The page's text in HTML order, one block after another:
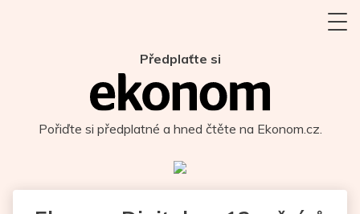
Předplaťte si
Pořiďte si předplatné a hned čtěte na Ekonom.cz.